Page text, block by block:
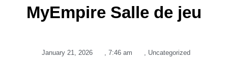
MyEmpire Salle de jeu
January 21, 2026 , 7:46 am , Uncategorized